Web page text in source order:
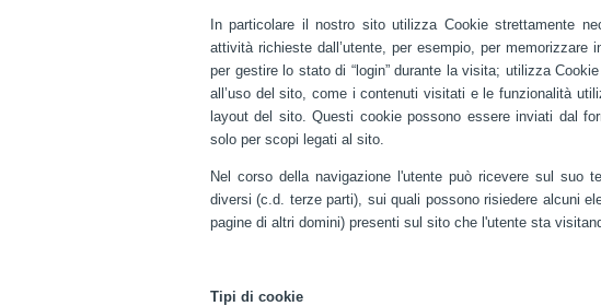
In particolare il nostro sito utilizza Cookie strettamente
attività richieste dall’utente, per esempio, per memorizzare
per gestire lo stato di “login” durante la visita; utilizza
all’uso del sito, come i contenuti visitati e le funzionalità
layout del sito. Questi cookie possono essere inviati dal
solo per scopi legati al sito.
Nel corso della navigazione l'utente può ricevere sul suo
diversi (c.d. terze parti), sui quali possono risiedere alcuni
pagine di altri domini) presenti sul sito che l'utente sta
Tipi di cookie